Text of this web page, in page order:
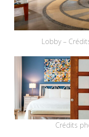
Lobby –
Crédits